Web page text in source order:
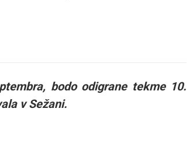
bodo odigrane tekme 10.
v Sežani.